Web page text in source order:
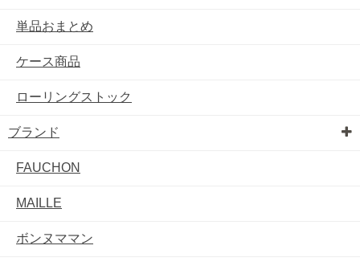
単品おまとめ
ケース商品
ローリングストック
ブランド
FAUCHON
MAILLE
ボンヌママン